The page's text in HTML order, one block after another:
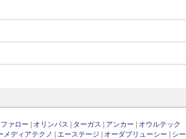
ァロー オリンパス ターガス アンカー
オウルテック
メディアテクノ エーステージ オーダブリューシー
シー